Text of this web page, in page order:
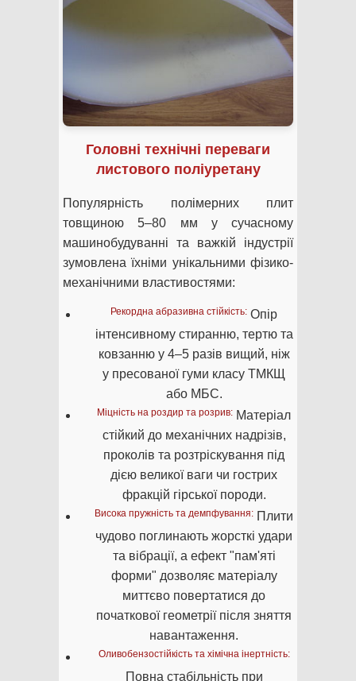
Головні технічні переваги
листового поліуретану
Популярність полімерних плит
товщиною 5–80 мм у сучасному
машинобудуванні та важкій індустрії
зумовлена їхніми унікальними фізико-
механічними властивостями:
Рекордна абразивна стійкість: Опір
інтенсивному стиранню, тертю та
ковзанню у 4–5 разів вищий, ніж
у пресованої гуми класу ТМКЩ
або МБС.
Міцність на роздир та розрив: Матеріал
стійкий до механічних надрізів,
проколів та розтріскування під
дією великої ваги чи гострих
фракцій гірської породи.
Висока пружність та демпфування: Плити
чудово поглинають жорсткі удари
та вібрації, а ефект "пам'яті
форми" дозволяє матеріалу
миттєво повертатися до
початкової геометрії після зняття
навантаження.
Оливобензостійкість та хімічна інертність:
Повна стабільність при